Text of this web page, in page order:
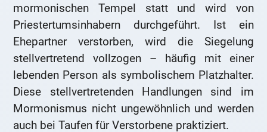
mormonischen Tempel statt und wird von
Priestertumsinhabern durchgeführt. Ist ein
Ehepartner verstorben, wird die Siegelung
stellvertretend vollzogen – häufig mit einer
lebenden Person als symbolischem Platzhalter.
Diese stellvertretenden Handlungen sind im
Mormonismus nicht ungewöhnlich und werden
auch bei Taufen für Verstorbene praktiziert.